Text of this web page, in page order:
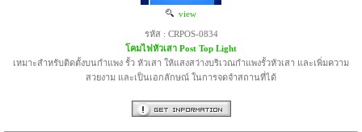
view
รหัส : CRPOS-0834
โคมไฟหัวเสา Post Top Light
เหมาะสำหรับติดตั้งบนกำแพง รั้ว หัวเสา ให้แสงสว่างบริเวณกำแพงรั้วหัวเสา และเพิ่มความ
สวยงาม และเป็นเอกลักษณ์ ในการจดจำสถานที่ได้